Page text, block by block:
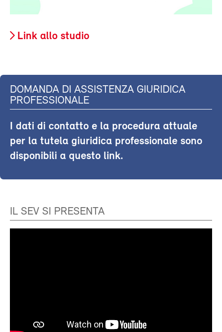
Link allo studio
DOMANDA DI ASSISTENZA GIURIDICA
PROFESSIONALE
I dati di contatto e la procedura attuale
per la tutela giuridica professionale sono
disponibili a questo link.
IL SEV SI PRESENTA